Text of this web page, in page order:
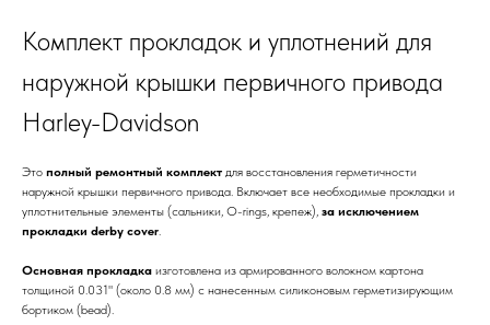
Комплект прокладок и уплотнений для
наружной крышки первичного привода
Harley-Davidson
Это полный ремонтный комплект для восстановления герметичности
наружной крышки первичного привода. Включает все необходимые прокладки и
уплотнительные элементы (сальники, O-rings, крепеж), за исключением
прокладки derby cover.
Основная прокладка изготовлена из армированного волокном картона
толщиной 0.031" (около 0.8 мм) с нанесенным силиконовым герметизирующим
бортиком (bead).